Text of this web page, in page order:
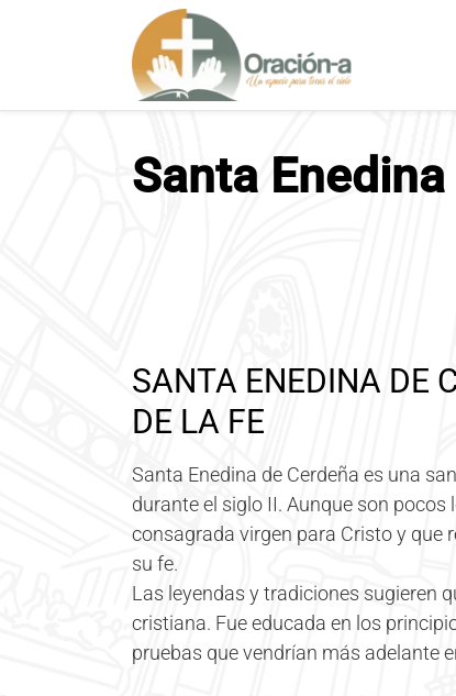
a
Santa
SANTA ENEDINA DE
DE LA FE
Santa Enedina de Cerdeña es una
durante el siglo II. Aunque son
consagrada virgen para Cristo y que
su fe.
Las leyendas y tradiciones sugieren
cristiana. Fue educada en los
pruebas que vendrían más adelante